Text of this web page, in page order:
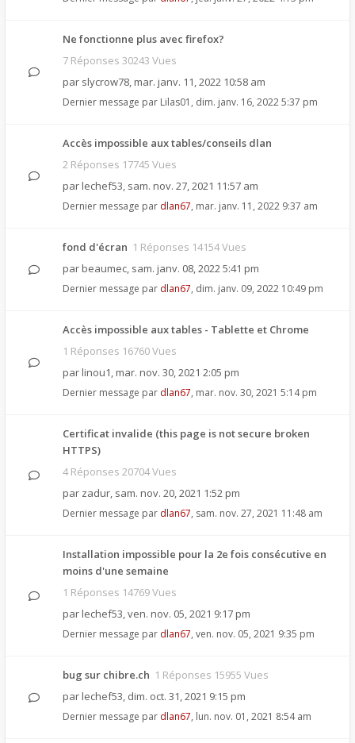
Ne fonctionne plus avec firefox?
7 Réponses 30243 Vues
par slycrow78, mar. janv. 11, 2022 10:58 am
Dernier message par Lilas01 , dim. janv. 16, 2022 5:37 pm
Accès impossible aux tables/conseils dlan
2 Réponses 17745 Vues
par lechef53, sam. nov. 27, 2021 11:57 am
Dernier message par dlan67, mar. janv. 11, 2022 9:37 am
fond d'écran 1 Réponses 14154 Vues
par beaumec, sam. janv. 08, 2022 5:41 pm
Dernier message par dlan67, dim. janv. 09, 2022 10:49 pm
Accès impossible aux tables - Tablette et Chrome
1 Réponses 16760 Vues
par linou1, mar. nov. 30, 2021 2:05 pm
Dernier message par dlan67, mar. nov. 30, 2021 5:14 pm
Certificat invalide (this page is not secure broken
HTTPS)
4 Réponses 20704 Vues
par zadur, sam. nov. 20, 2021 1:52 pm
Dernier message par dlan67, sam. nov. 27, 2021 11:48 am
Installation impossible pour la 2e fois consécutive en
moins d'une semaine
1 Réponses 14769 Vues
par lechef53,ven. nov. 05, 2021 9:17 pm
Dernier message par dlan67, ven. nov. 05, 2021 9:35 pm
bug sur chibre.ch 1 Réponses 15955 Vues
par lechef53, dim. oct. 31, 2021 9:15 pm
Dernier message par dlan67, lun. nov. 01, 2021 8:54 am